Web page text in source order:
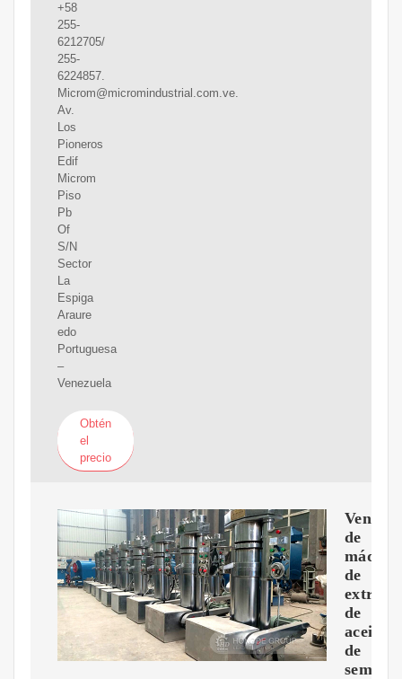
+58
255-
6212705/
255-
6224857.
Microm@micromindustrial.com.ve.
Av.
Los
Pioneros
Edif
Microm
Piso
Pb
Of
S/N
Sector
La
Espiga
Araure
edo
Portuguesa
–
Venezuela
Obtén
el
precio
Venta
de
de
de
aceite
de
semilla